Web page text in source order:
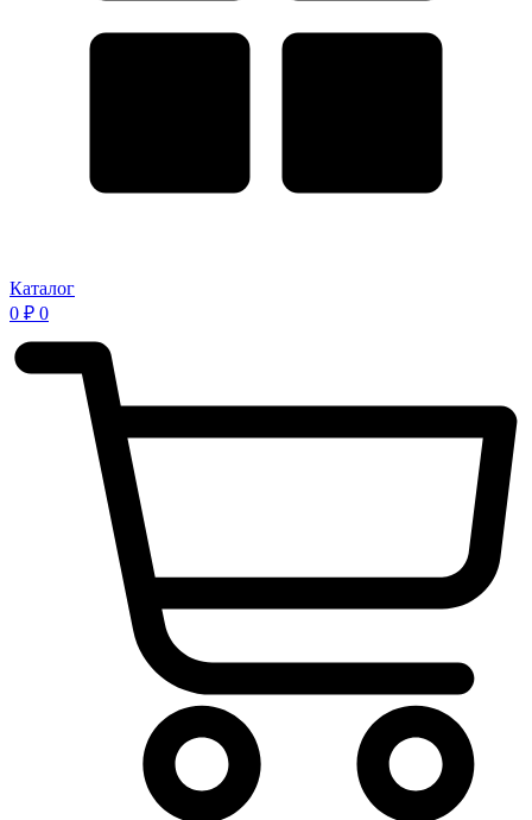
Каталог
0 ₽ 0